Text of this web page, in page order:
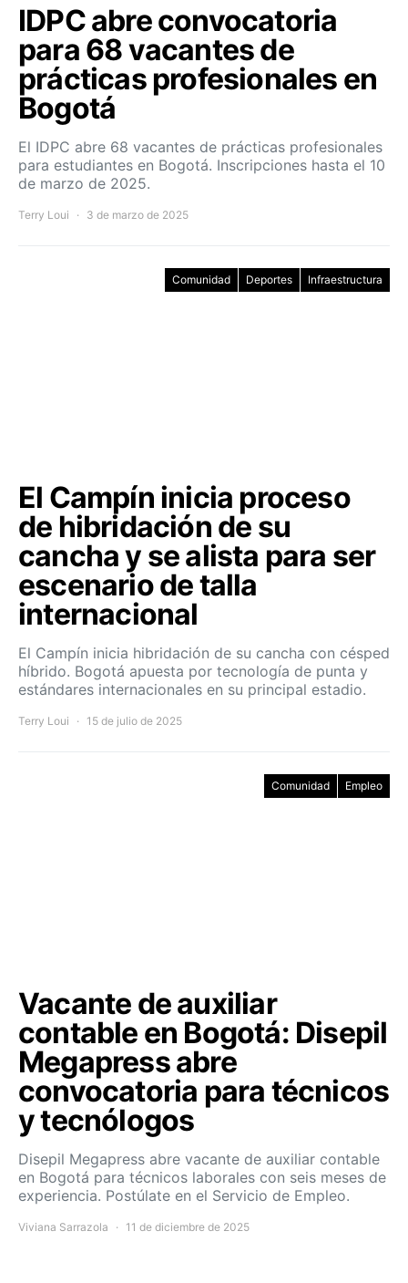
IDPC abre convocatoria
para 68 vacantes de
prácticas profesionales en
Bogotá
El IDPC abre 68 vacantes de prácticas profesionales
para estudiantes en Bogotá. Inscripciones hasta el 10
de marzo de 2025.
Terry Loui 3 de marzo de 2025
Comunidad Deportes Infraestructura
El Campín inicia proceso
de hibridación de su
cancha y se alista para ser
escenario de talla
internacional
El Campín inicia hibridación de su cancha con césped
híbrido. Bogotá apuesta por tecnología de punta y
estándares internacionales en su principal estadio.
Terry Loui 15 de julio de 2025
Comunidad Empleo
Vacante de auxiliar
contable en Bogotá: Disepil
Megapress abre
convocatoria para técnicos
y tecnólogos
Disepil Megapress abre vacante de auxiliar contable
en Bogotá para técnicos laborales con seis meses de
experiencia. Postúlate en el Servicio de Empleo.
Viviana Sarrazola 11 de diciembre de 2025